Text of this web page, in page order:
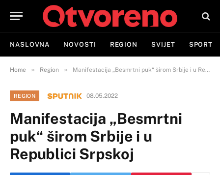
NASLOVNA NOVOSTI REGION SVIJET SPORT
Home » Region » Manifestacija „Besmrtni puk“ širom Srbije i u Republici Srpskoj
REGION 08.05.2022
Manifestacija „Besmrtni
puk“ širom Srbije i u
Republici Srpskoj